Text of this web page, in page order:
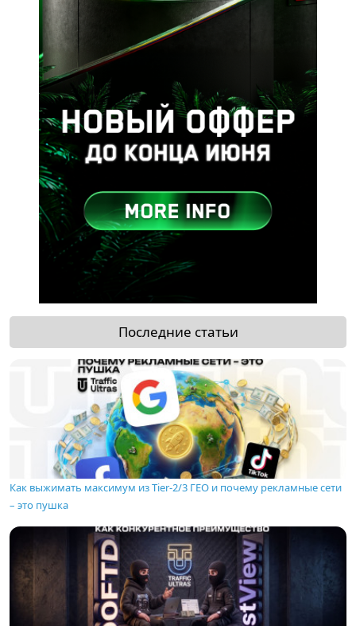
Последние статьи
Как выжимать максимум из Tier-2/3 ГЕО и почему рекламные сети
– это пушка